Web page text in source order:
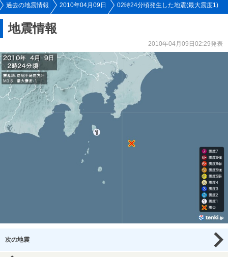
過去の地震情報 2010年04月09日 02時24分頃発生した地震(最大震度1)
地震情報
2010年04月09日02:29発表
次の地震